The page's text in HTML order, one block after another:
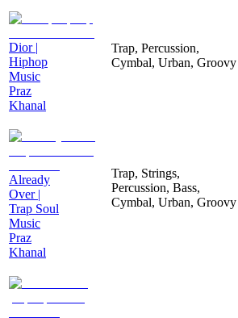
Dior |
Hiphop
Music
Praz
Khanal
Trap, Percussion,
Cymbal, Urban, Groovy
Already
Over |
Trap Soul
Music
Praz
Khanal
Trap, Strings,
Percussion, Bass,
Cymbal, Urban, Groovy